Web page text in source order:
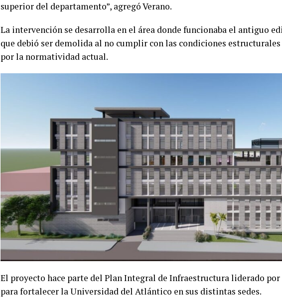
superior del departamento”, agregó Verano.
La intervención se desarrolla en el área donde funcionaba el antiguo
que debió ser demolida al no cumplir con las condiciones
por la normatividad actual.
El proyecto hace parte del Plan Integral de Infraestructura liderado
para fortalecer la Universidad del Atlántico en sus distintas sedes.